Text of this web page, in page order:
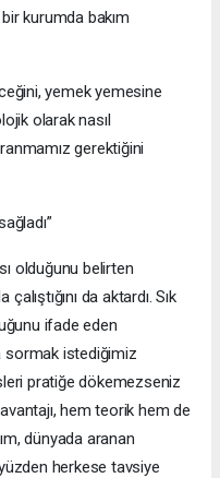
kurumda bakım
yemek yemesine
olarak nasıl
gerektiğini
olduğunu belirten
da aktardı. Sık
ifade eden
sormak istediğimiz
pratiğe dökemezseniz
hem teorik hem de
dünyada aranan
herkese tavsiye